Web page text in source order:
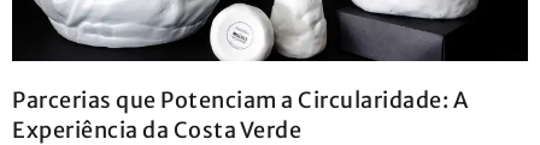
Parcerias que Potenciam a Circularidade: A
Experiência da Costa Verde